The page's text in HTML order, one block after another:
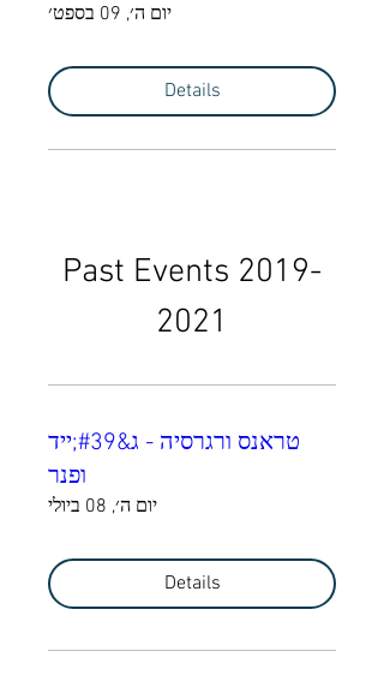
יום ה׳, 09 בספט׳
Details
Past Events 2019-
2021
טראנס ורגרסיה - ג&#39;ייד
ופנר
יום ה׳, 08 ביולי
Details